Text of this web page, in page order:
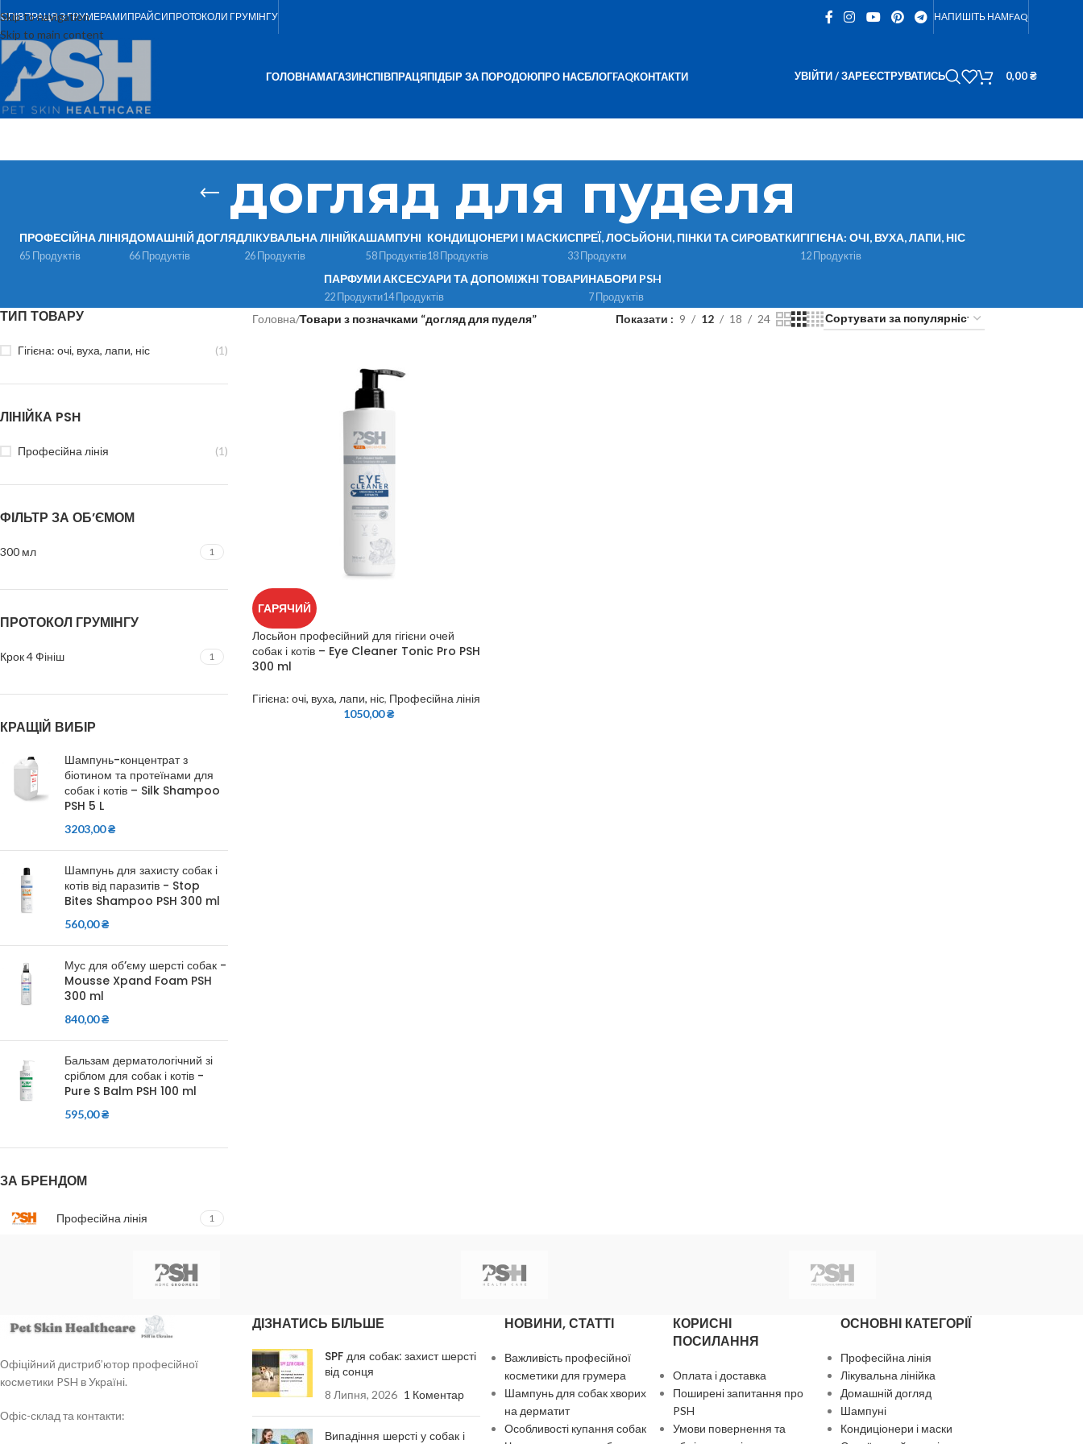
Skip to navigation
Skip to main content
СПІВПРАЦЯ З ГРУМЕРАМИПРАЙСИПРОТОКОЛИ ГРУМІНГУ НАПИШІТЬ НАМFAQ
ГОЛОВНАМАГАЗИНСПІВПРАЦЯПІДБІР ЗА ПОРОДОЮПРО НАСБЛОГFAQКОНТАКТИ УВІЙТИ / ЗАРЕЄСТРУВАТИСЬ 0,00₴
догляд для пуделя
ПРОФЕСІЙНА ЛІНІЯ
65 Продуктів
ДОМАШНІЙ ДОГЛЯД
66 Продуктів
ЛІКУВАЛЬНА ЛІНІЙКА
26 Продуктів
ШАМПУНІ
58 Продуктів
КОНДИЦІОНЕРИ І МАСКИ
18 Продуктів
СПРЕЇ, ЛОСЬЙОНИ, ПІНКИ ТА СИРОВАТКИ
33 Продукти
ГІГІЄНА: ОЧІ, ВУХА, ЛАПИ, НІС
12 Продуктів
ПАРФУМИ
22 Продукти
АКСЕСУАРИ ТА ДОПОМІЖНІ ТОВАРИ
14 Продуктів
НАБОРИ PSH
7 Продуктів
ТИП ТОВАРУ
Гігієна: очі, вуха, лапи, ніс (1)
ЛІНІЙКА PSH
Професійна лінія (1)
ФІЛЬТР ЗА ОБ’ЄМОМ
300 мл 1
ПРОТОКОЛ ГРУМІНГУ
Крок 4 Фініш 1
КРАЩІЙ ВИБІР
Шампунь-концентрат з
біотином та протеїнами для
собак і котів – Silk Shampoo
PSH 5 L
3203,00₴
Шампунь для захисту собак і
котів від паразитів - Stop
Bites Shampoo PSH 300 ml
560,00₴
Мус для об’єму шерсті собак -
Mousse Xpand Foam PSH
300 ml
840,00₴
Бальзам дерматологічний зі
сріблом для собак і котів -
Pure S Balm PSH 100 ml
595,00₴
ЗА БРЕНДОМ
Професійна лінія 1
Головна/Товари з позначками “догляд для пуделя” Показати 9 12 18 24
ГАРЯЧИЙ
Лосьйон професійний для гігієни очей
собак і котів – Eye Cleaner Tonic Pro PSH
300 ml
Гігієна: очі, вуха, лапи, ніс, Професійна лінія
1050,00₴
Офіційний дистриб’ютор професійної
косметики PSH в Україні.
Офіс-склад та контакти:
ДІЗНАТИСЬ БІЛЬШЕ
SPF для собак: захист шерсті
від сонця
8 Липня, 2026 1 Коментар
Випадіння шерсті у собак і
НОВИНИ, СТАТТІ
Важливість професійної
косметики для грумера
Шампунь для собак хворих
на дерматит
Особливості купання собак
КОРИСНІ
ПОСИЛАННЯ
Оплата і доставка
Поширені запитання про
PSH
Умови повернення та
ОСНОВНІ КАТЕГОРІЇ
Професійна лінія
Лікувальна лінійка
Домашній догляд
Шампуні
Кондиціонери і маски